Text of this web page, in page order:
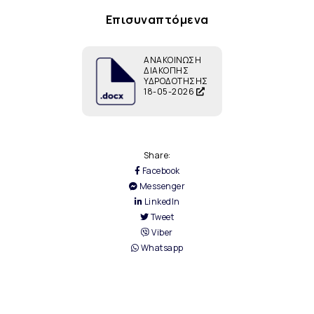
Επισυναπτόμενα
ΑΝΑΚΟΙΝΩΣΗ
ΔΙΑΚΟΠΗΣ
ΥΔΡΟΔΟΤΗΣΗΣ
18-05-2026
Share:
Facebook
Messenger
LinkedIn
Tweet
Viber
Whatsapp